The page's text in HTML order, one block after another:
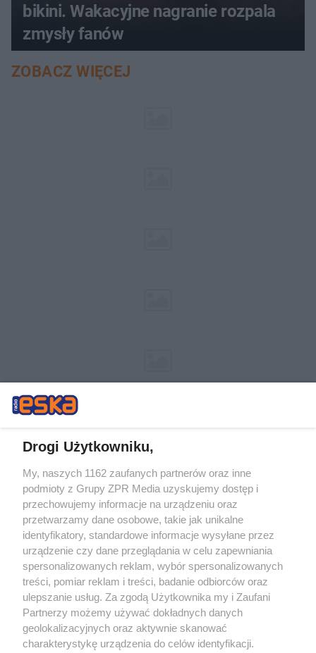
bikini. Wakacyjne nagranie rozpala
zmysły fanów
ZOBACZ WIĘCEJ
Żaden utwór zamieszczony w serwisie nie może być powielany i
rozpowszechniany lub dalej rozpowszechniany w jakikolwiek sposób (w
tym także elektroniczny lub mechaniczny) na jakimkolwiek polu
eksploatacji w jakiejkolwiek formie, włącznie z umieszczaniem w
Internecie bez pisemnej zgody właściciela praw. Jakiekolwiek użycie lub
wykorzystanie utworów w całości lub w części z naruszeniem prawa,
tzn. bez właściwej zgody, jest zabronione pod groźbą kary i może być
ścigane prawnie.
Drogi Użytkowniku,
My, naszych 1162 zaufanych partnerów oraz inne
podmioty z Grupy ZPR Media uzyskujemy dostęp i
przechowujemy informacje na urządzeniu oraz
przetwarzamy dane osobowe, takie jak unikalne
identyfikatory, standardowe informacje wysyłane przez
urządzenie czy dane przeglądania w celu zapewniania
spersonalizowanych reklam, wybór spersonalizowanych
treści, pomiar reklam i treści, badanie odbiorców oraz
ulepszanie usług. Za zgodą Użytkownika my i Zaufani
Partnerzy możemy używać dokładnych danych
geolokalizacyjnych oraz aktywnie skanować
charakterystykę urządzenia do celów identyfikacji.